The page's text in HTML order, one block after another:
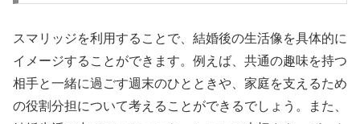
スマリッジを利用することで、結婚後の生活像を具体的に
イメージすることができます。例えば、共通の趣味を持つ
相手と一緒に過ごす週末のひとときや、家庭を支えるため
の役割分担について考えることができるでしょう。また、